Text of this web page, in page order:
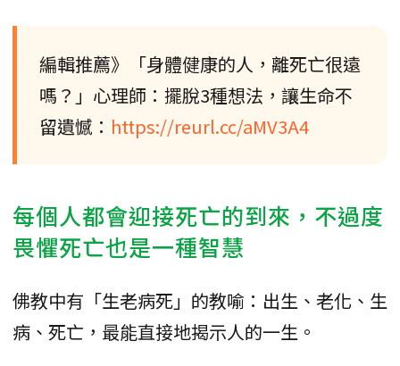
編輯推薦》「身體健康的人，離死亡很遠
嗎？」心理師：擺脫3種想法，讓生命不
留遺憾： https://reurl.cc/aMV3A4
每個人都會迎接死亡的到來，不過度
畏懼死亡也是一種智慧
佛教中有「生老病死」的教喻：出生、老化、生
病、死亡，最能直接地揭示人的一生。